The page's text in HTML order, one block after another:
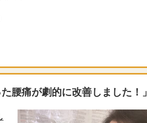
腰痛が劇的に改善しました！」